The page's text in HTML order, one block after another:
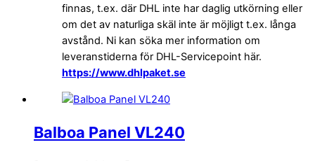
finnas, t.ex. där DHL inte har daglig utkörning eller
om det av naturliga skäl inte är möjligt t.ex. långa
avstånd. Ni kan söka mer information om
leveranstiderna för DHL-Servicepoint här.
https://www.dhlpaket.se
Balboa Panel VL240